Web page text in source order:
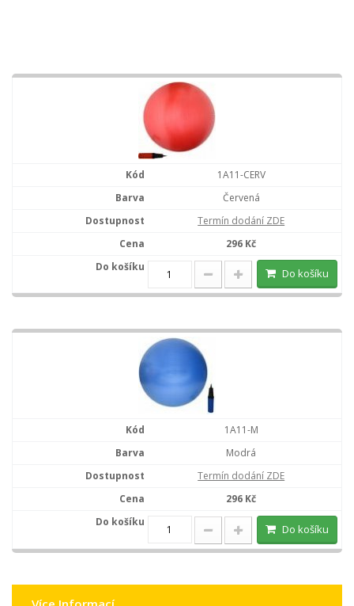
1A11-CERV
Červená
Termín dodání ZDE
296 Kč
Do košíku
1A11-M
Modrá
Termín dodání ZDE
296 Kč
Do košíku